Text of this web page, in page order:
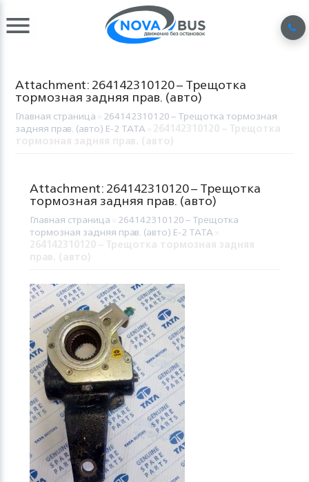
Attachment: 264142310120 – Трещотка
тормозная задняя прав. (авто)
Главная страница 264142310120 – Трещотка тормозная
задняя прав. (авто) Е-2 TATA
Attachment: 264142310120 – Трещотка
тормозная задняя прав. (авто)
Главная страница 264142310120 – Трещотка
тормозная задняя прав. (авто) Е-2 TATA»